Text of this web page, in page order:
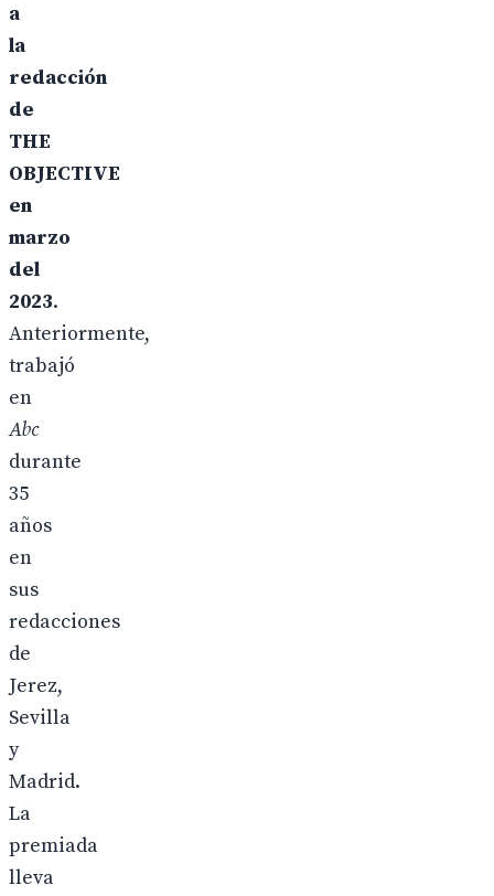
a
la
redacción
de
THE
OBJECTIVE
en
marzo
del
2023.
Anteriormente,
trabajó
en
Abc
durante
35
años
en
sus
redacciones
de
Jerez,
Sevilla
y
Madrid.
La
premiada
lleva